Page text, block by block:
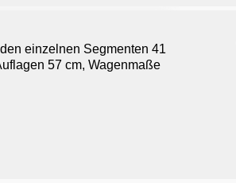
einzelnen Segmenten 41
57 cm, Wagenmaße